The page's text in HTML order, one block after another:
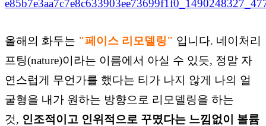
올해의 화두는 "페이스 리모델링" 입니다. 네이처리
프팅(nature)이라는 이름에서 아실 수 있듯, 정말 자
연스럽게 무언가를 했다는 티가 나지 않게 나의 얼
굴형을 내가 원하는 방향으로 리모델링을 하는
것, 인조적이고 인위적으로 꾸몄다는 느낌없이 볼륨